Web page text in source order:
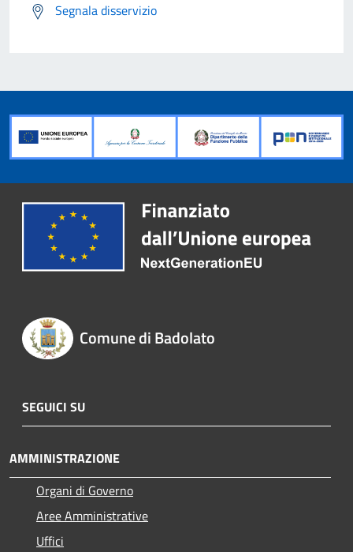
Segnala disservizio
Comune di Badolato
SEGUICI SU
AMMINISTRAZIONE
Organi di Governo
Aree Amministrative
Uffici